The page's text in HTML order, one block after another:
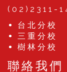
(02)2311-
台北分校
三重分校
樹林分校
聯絡我們